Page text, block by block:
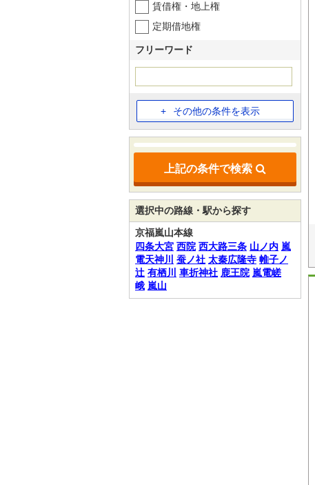
賃借権・地上権
定期借地権
フリーワード
その他の条件を表示
上記の条件で検索
選択中の路線・駅から探す
京福嵐山本線
四条大宮 西院 西大路三条 山ノ内 嵐
電天神川
蚕ノ社 太秦広隆寺 帷子ノ
辻 有栖川 車折神社 鹿王院 嵐電嵯
峨 嵐山